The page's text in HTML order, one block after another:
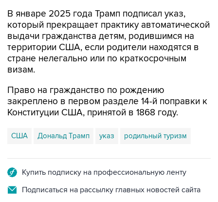
В январе 2025 года Трамп подписал указ,
который прекращает практику автоматической
выдачи гражданства детям, родившимся на
территории США, если родители находятся в
стране нелегально или по краткосрочным
визам.
Право на гражданство по рождению
закреплено в первом разделе 14-й поправки к
Конституции США, принятой в 1868 году.
США Дональд Трамп указ родильный туризм
Купить подписку на профессиональную ленту
Подписаться на рассылку главных новостей сайта